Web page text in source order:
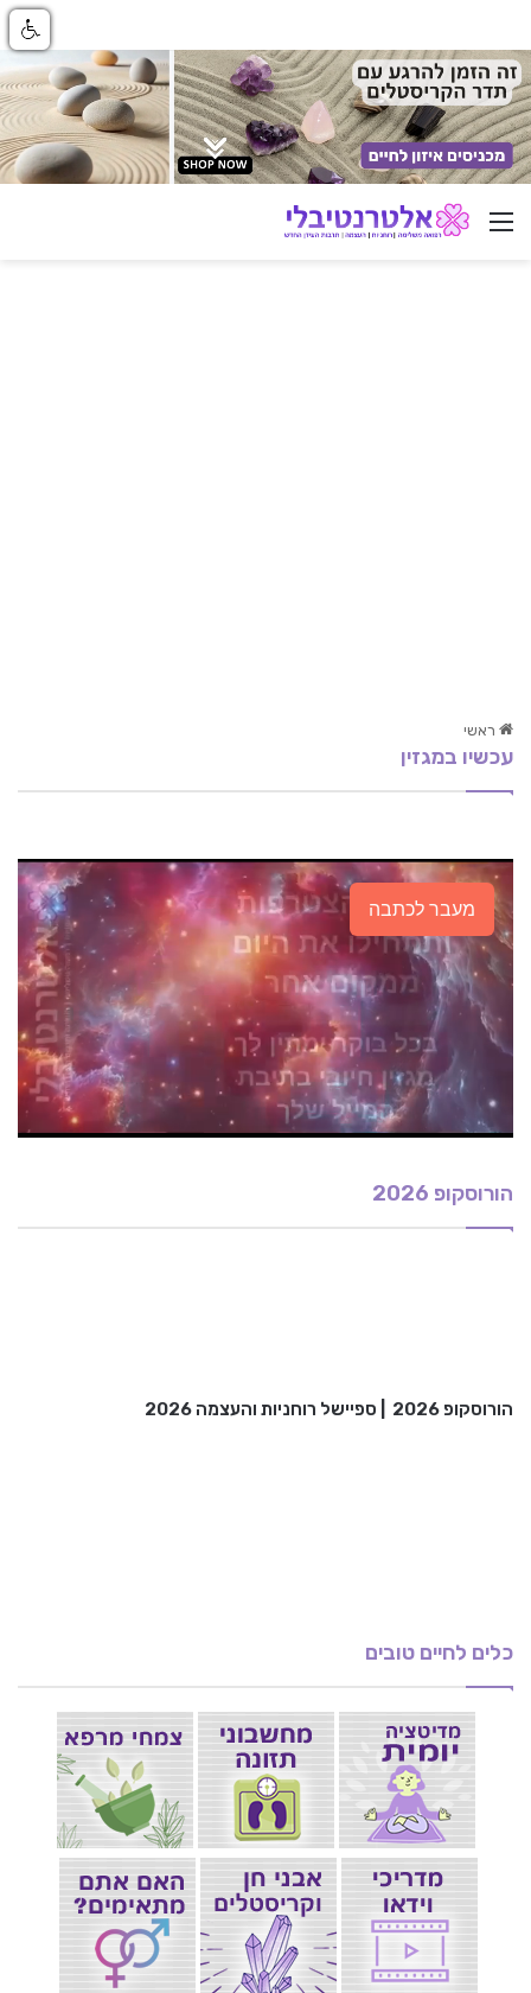
ניווט באתר
ראשי
עכשיו במגזין
מעבר לכתבה
הורוסקופ 2026
הורוסקופ 2026 ספיישל רוחניות והעצמה 2026
כלים לחיים טובים